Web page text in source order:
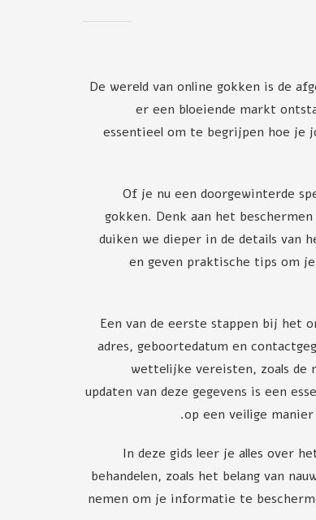
De wereld van online gokken is de
er een bloeiende markt
essentieel om te begrijpen hoe je
Of je nu een doorgewinterde
gokken. Denk aan het
duiken we dieper in de details van
en geven praktische tips om
Een van de eerste stappen bij het
adres, geboortedatum en
wettelijke vereisten, zoals de
updaten van deze gegevens is een
op een veilige
In deze gids leer je alles over
behandelen, zoals het belang van
nemen om je informatie te